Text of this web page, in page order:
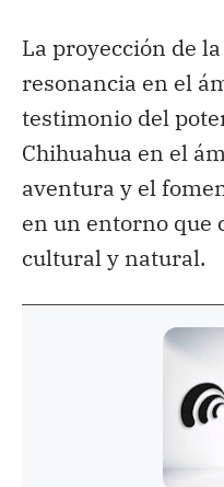
La proyección de
resonancia en el
testimonio del
Chihuahua en el
aventura y el
en un entorno que
cultural y natural.